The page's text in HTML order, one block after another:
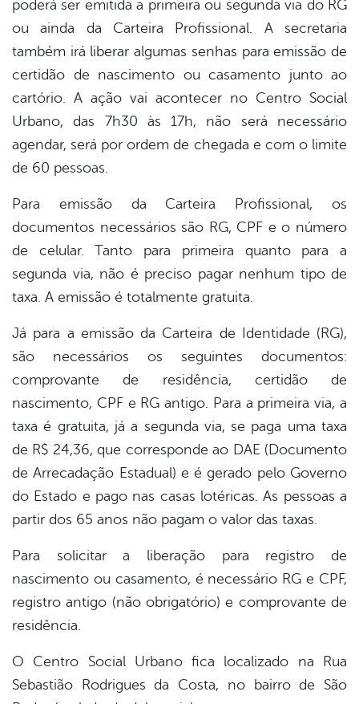
poderá ser emitida a primeira ou segunda via do RG
ou ainda da Carteira Profissional. A secretaria
também irá liberar algumas senhas para emissão de
certidão de nascimento ou casamento junto ao
cartório. A ação vai acontecer no Centro Social
Urbano, das 7h30 às 17h, não será necessário
agendar, será por ordem de chegada e com o limite
de 60 pessoas.
Para emissão da Carteira Profissional, os
documentos necessários são RG, CPF e o número
de celular. Tanto para primeira quanto para a
segunda via, não é preciso pagar nenhum tipo de
taxa. A emissão é totalmente gratuita.
Já para a emissão da Carteira de Identidade (RG),
são necessários os seguintes documentos:
comprovante de residência, certidão de
nascimento, CPF e RG antigo. Para a primeira via, a
taxa é gratuita, já a segunda via, se paga uma taxa
de R$ 24,36, que corresponde ao DAE (Documento
de Arrecadação Estadual) e é gerado pelo Governo
do Estado e pago nas casas lotéricas. As pessoas a
partir dos 65 anos não pagam o valor das taxas.
Para solicitar a liberação para registro de
nascimento ou casamento, é necessário RG e CPF,
registro antigo (não obrigatório) e comprovante de
residência.
O Centro Social Urbano fica localizado na Rua
Sebastião Rodrigues da Costa, no bairro de São